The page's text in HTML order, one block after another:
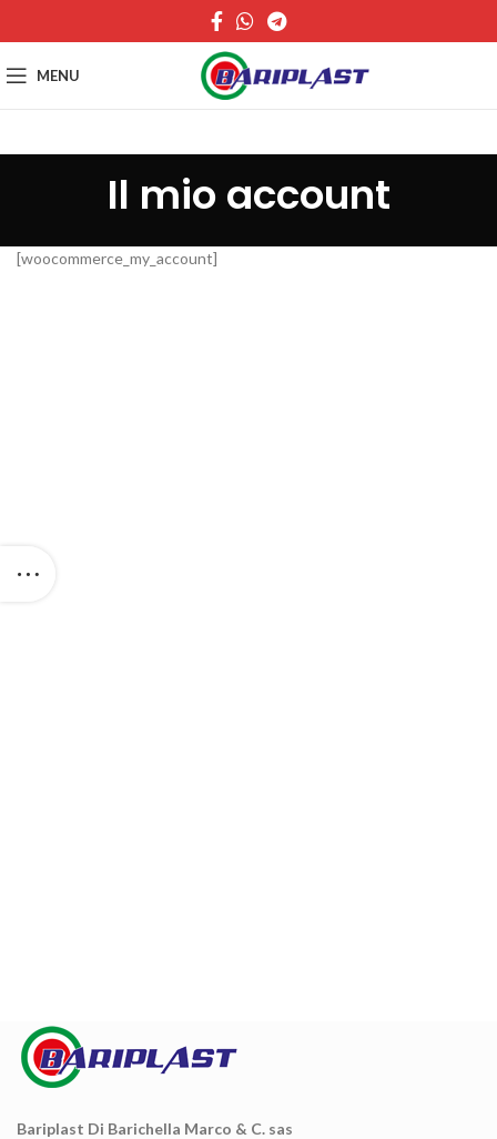
MENU
Il mio account
[woocommerce_my_account]
Bariplast Di Barichella Marco & C. sas